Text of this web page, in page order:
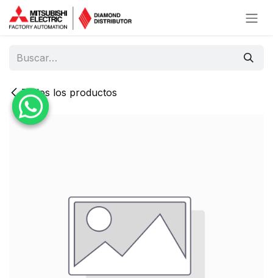
Ir al contenido
Todos los productos